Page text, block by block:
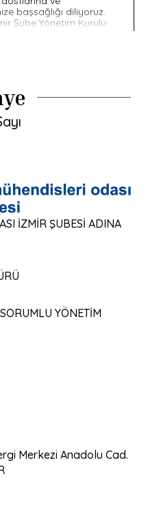
başsağlığı diliyoruz.
Şube Yönetim Kurulu
İZMİR ŞUBESİ ADINA
YÖNETİM
Merkezi Anadolu Cad.